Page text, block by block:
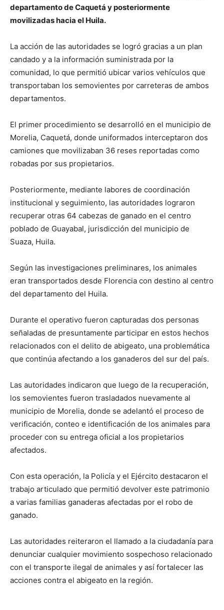
departamento de Caquetá y posteriormente
movilizadas hacia el Huila.
La acción de las autoridades se logró gracias a un plan
candado y a la información suministrada por la
comunidad, lo que permitió ubicar varios vehículos que
transportaban los semovientes por carreteras de ambos
departamentos.
El primer procedimiento se desarrolló en el municipio de
Morelia, Caquetá, donde uniformados interceptaron dos
camiones que movilizaban 36 reses reportadas como
robadas por sus propietarios.
Posteriormente, mediante labores de coordinación
institucional y seguimiento, las autoridades lograron
recuperar otras 64 cabezas de ganado en el centro
poblado de Guayabal, jurisdicción del municipio de
Suaza, Huila.
Según las investigaciones preliminares, los animales
eran transportados desde Florencia con destino al centro
del departamento del Huila.
Durante el operativo fueron capturadas dos personas
señaladas de presuntamente participar en estos hechos
relacionados con el delito de abigeato, una problemática
que continúa afectando a los ganaderos del sur del país.
Las autoridades indicaron que luego de la recuperación,
los semovientes fueron trasladados nuevamente al
municipio de Morelia, donde se adelantó el proceso de
verificación, conteo e identificación de los animales para
proceder con su entrega oficial a los propietarios
afectados.
Con esta operación, la Policía y el Ejército destacaron el
trabajo articulado que permitió devolver este patrimonio
a varias familias ganaderas afectadas por el robo de
ganado.
Las autoridades reiteraron el llamado a la ciudadanía para
denunciar cualquier movimiento sospechoso relacionado
con el transporte ilegal de animales y así fortalecer las
acciones contra el abigeato en la región.